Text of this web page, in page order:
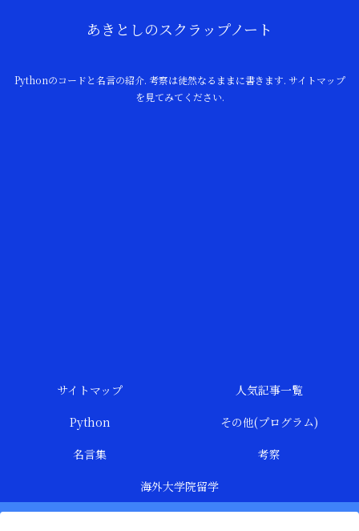
あきとしのスクラップノート
Pythonのコードと名言の紹介. 考察は徒然なるままに書きます. サイトマップ
を見てみてください.
サイトマップ
人気記事一覧
Python
その他(プログラム)
名言集
考察
海外大学院留学